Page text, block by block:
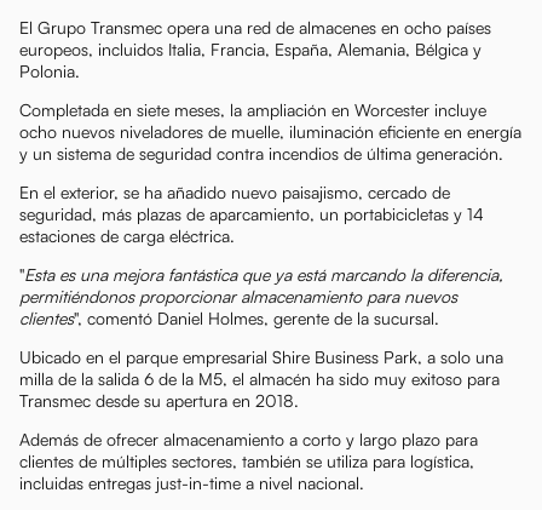
El Grupo Transmec opera una red de almacenes en ocho países
europeos, incluidos Italia, Francia, España, Alemania, Bélgica y
Polonia.
Completada en siete meses, la ampliación en Worcester incluye
ocho nuevos niveladores de muelle, iluminación eficiente en energía
y un sistema de seguridad contra incendios de última generación.
En el exterior, se ha añadido nuevo paisajismo, cercado de
seguridad, más plazas de aparcamiento, un portabicicletas y 14
estaciones de carga eléctrica.
"Esta es una mejora fantástica que ya está marcando la diferencia,
permitiéndonos proporcionar almacenamiento para nuevos
clientes", comentó Daniel Holmes, gerente de la sucursal.
Ubicado en el parque empresarial Shire Business Park, a solo una
milla de la salida 6 de la M5, el almacén ha sido muy exitoso para
Transmec desde su apertura en 2018.
Además de ofrecer almacenamiento a corto y largo plazo para
clientes de múltiples sectores, también se utiliza para logística,
incluidas entregas just-in-time a nivel nacional.